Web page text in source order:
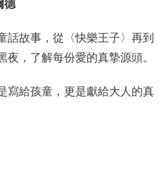
德
話故事，從〈快樂王子〉再到
夜，了解每份愛的真摯源頭。
寫給孩童，更是獻給大人的真